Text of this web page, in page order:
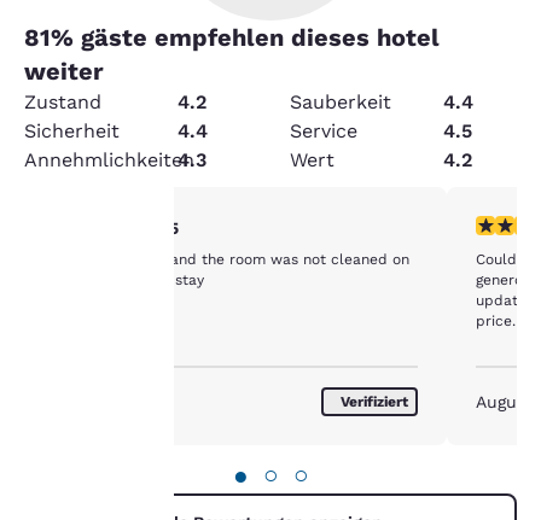
81% gäste empfehlen dieses hotel
weiter
Zustand 4.2 Sauberkeit
4.4
Sicherheit
4.4 Service
4.5
Annehmlichkeiten4.3 Wert 4.2
3-Sterne-Bewertung. Mittelmäßig. 1 Bewertung
3/5
Beds were hard and the room was not cleaned on
our second night stay
Verifiziert
4-
Could
updating,
price.
August
● ○ ○